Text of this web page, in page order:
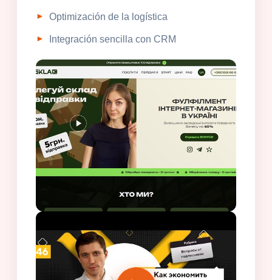
Optimización de la logística
Integración sencilla con CRM